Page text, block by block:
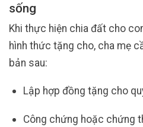
sống
Khi thực hiện chia đất cho
hình thức tặng cho, cha mẹ
bản sau:
Lập hợp đồng tặng cho
Công chứng hoặc chứng